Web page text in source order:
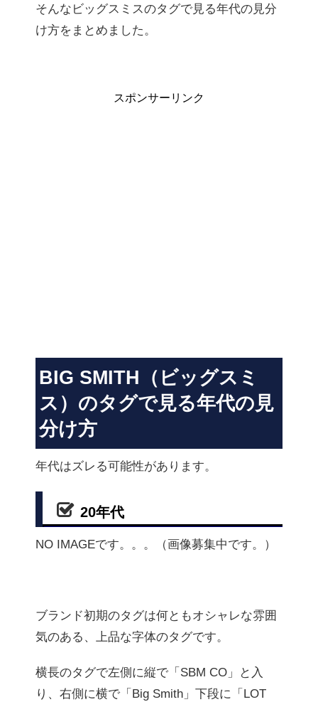
そんなビッグスミスのタグで見る年代の見分
け方をまとめました。
スポンサーリンク
BIG SMITH（ビッグスミ
ス）のタグで見る年代の見
分け方
年代はズレる可能性があります。
20年代
NO IMAGEです。。。（画像募集中です。）
ブランド初期のタグは何ともオシャレな雰囲
気のある、上品な字体のタグです。
横長のタグで左側に縦で「SBM CO」と入
り、右側に横で「Big Smith」下段に「LOT